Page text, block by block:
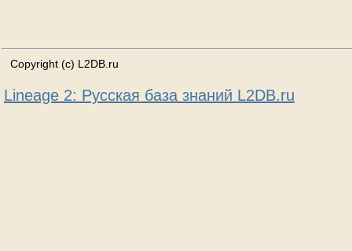
Copyright (c) L2DB.ru
Lineage 2: Русская база знаний L2DB.ru